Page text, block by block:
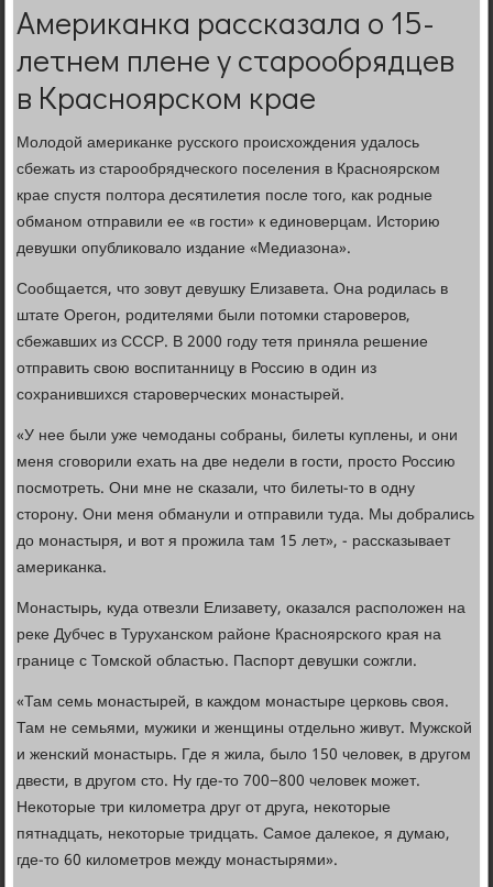
Американка рассказала о 15-
летнем плене у старообрядцев
в Красноярском крае
Молодой американке русского происхождения удалось
сбежать из старообрядческого поселения в Красноярском
крае спустя полтора десятилетия после того, как родные
обманом отправили ее «в гости» к единоверцам. Историю
девушки опубликовало издание «Медиазона».
Сообщается, что зовут девушку Елизавета. Она родилась в
штате Орегон, родителями были потомки староверов,
сбежавших из СССР. В 2000 году тетя приняла решение
отправить свою воспитанницу в Россию в один из
сохранившихся староверческих монастырей.
«У нее были уже чемоданы собраны, билеты куплены, и они
меня сговорили ехать на две недели в гости, просто Россию
посмотреть. Они мне не сказали, что билеты-то в одну
сторону. Они меня обманули и отправили туда. Мы добрались
до монастыря, и вот я прожила там 15 лет», - рассказывает
американка.
Монастырь, куда отвезли Елизавету, оказался расположен на
реке Дубчес в Туруханском районе Красноярского края на
границе с Томской областью. Паспорт девушки сожгли.
«Там семь монастырей, в каждом монастыре церковь своя.
Там не семьями, мужики и женщины отдельно живут. Мужской
и женский монастырь. Где я жила, было 150 человек, в другом
двести, в другом сто. Ну где-то 700−800 человек может.
Некоторые три километра друг от друга, некоторые
пятнадцать, некоторые тридцать. Самое далекое, я думаю,
где-то 60 километров между монастырями».